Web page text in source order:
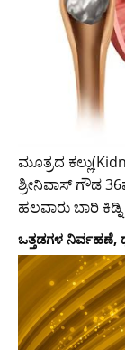
ಮೂತ್ರದ
ಶ್ರೀನಿವಾಸ್ ಗೌಡ
ಹಲವಾರು ಬಾರಿ
ಒತ್ತಡಗಳ ನಿರ್ವಹಣೆ,